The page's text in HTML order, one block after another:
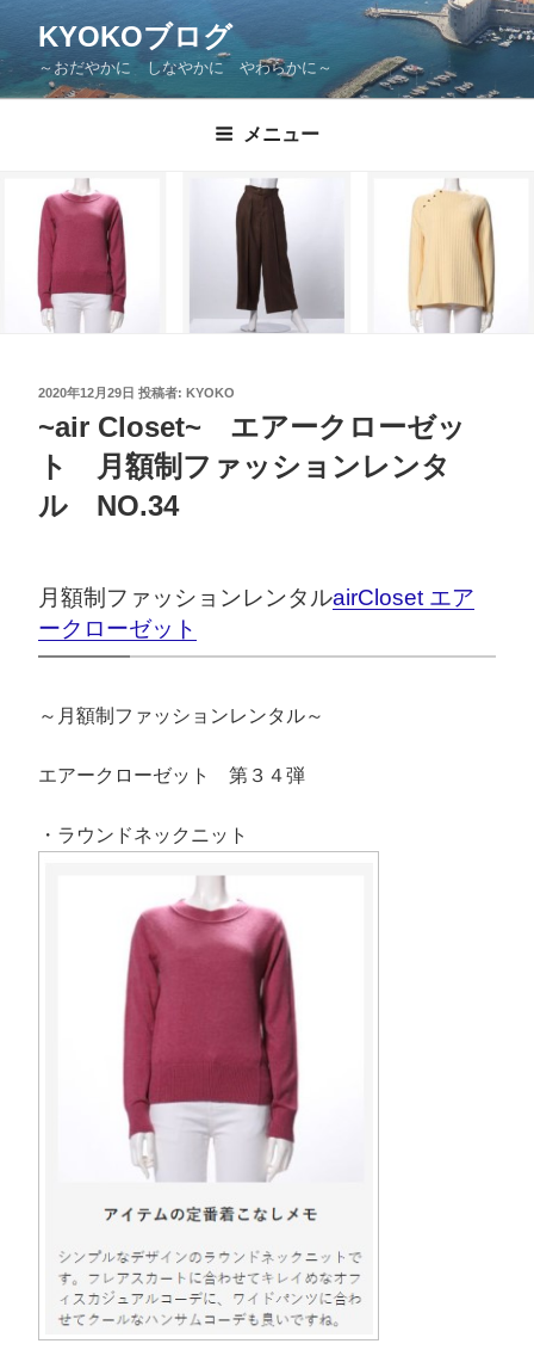
KYOKOブログ
～おだやかに しなやかに やわらかに～
メニュー
2020年12月29日 投稿者: KYOKO
~air Closet~ エアークローゼッ
ト 月額制ファッションレンタ
ル NO.34
月額制ファッションレンタルairCloset エア
ークローゼット
～月額制ファッションレンタル～
エアークローゼット 第３４弾
・ラウンドネックニット